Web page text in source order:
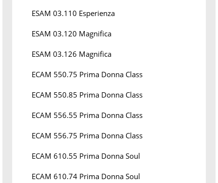
ESAM 03.110 Esperienza
ESAM 03.120 Magnifica
ESAM 03.126 Magnifica
ECAM 550.75 Prima Donna Class
ECAM 550.85 Prima Donna Class
ECAM 556.55 Prima Donna Class
ECAM 556.75 Prima Donna Class
ECAM 610.55 Prima Donna Soul
ECAM 610.74 Prima Donna Soul